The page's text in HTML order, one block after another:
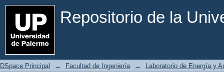
Repositorio de la
Buscar
DSpace Principal → Facultad de Ingeniería → Laboratorio de Energía y